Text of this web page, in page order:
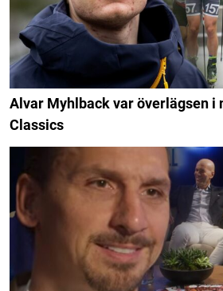
Alvar Myhlback var överlägsen i
Classics